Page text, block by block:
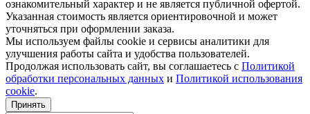
ознакомительный характер и не является публичной офертой.
Указанная стоимость является ориентировочной и может
уточняться при оформлении заказа.
Мы используем файлы cookie и сервисы аналитики для
улучшения работы сайта и удобства пользователей.
Продолжая использовать сайт, вы соглашаетесь с Политикой
обработки персональных данных и Политикой использования
cookie.
Принять